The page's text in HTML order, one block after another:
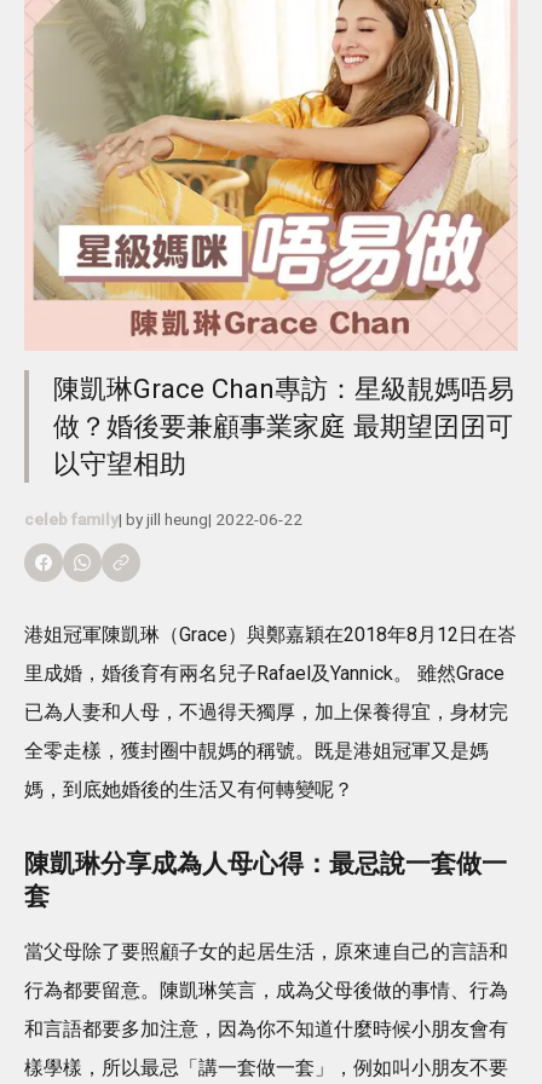
陳凱琳Grace Chan專訪：星級靚媽唔易
做？婚後要兼顧事業家庭 最期望囝囝可
以守望相助
celeb family| byjill heung| 2022-06-22
港姐冠軍陳凱琳（Grace）與鄭嘉穎在2018年8月12日在峇
里成婚，婚後育有兩名兒子Rafael及Yannick。 雖然Grace
已為人妻和人母，不過得天獨厚，加上保養得宜，身材完
全零走樣，獲封圈中靚媽的稱號。既是港姐冠軍又是媽
媽，到底她婚後的生活又有何轉變呢？
陳凱琳分享成為人母心得：最忌說一套做一
套
當父母除了要照顧子女的起居生活，原來連自己的言語和
行為都要留意。陳凱琳笑言，成為父母後做的事情、行為
和言語都要多加注意，因為你不知道什麼時候小朋友會有
樣學樣，所以最忌「講一套做一套」，例如叫小朋友不要